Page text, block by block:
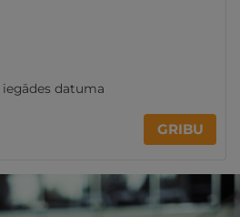
datuma
GRIBU